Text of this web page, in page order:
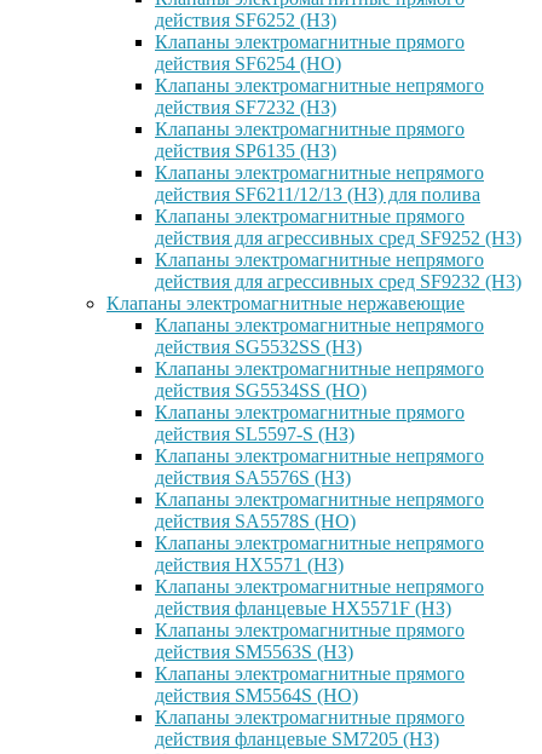
действия SF6252 (НЗ)
Клапаны электромагнитные прямого
действия SF6254 (НО)
Клапаны электромагнитные непрямого
действия SF7232 (НЗ)
Клапаны электромагнитные прямого
действия SP6135 (НЗ)
Клапаны электромагнитные непрямого
действия SF6211/12/13 (НЗ) для полива
Клапаны электромагнитные прямого
действия для агрессивных сред SF9252 (H3)
Клапаны электромагнитные непрямого
действия для агрессивных сред SF9232 (H3)
Клапаны электромагнитные нержавеющие
Клапаны электромагнитные непрямого
действия SG5532SS (НЗ)
Клапаны электромагнитные непрямого
действия SG5534SS (НО)
Клапаны электромагнитные прямого
действия SL5597-S (НЗ)
Клапаны электромагнитные непрямого
действия SA5576S (НЗ)
Клапаны электромагнитные непрямого
действия SA5578S (НО)
Клапаны электромагнитные непрямого
действия HX5571 (НЗ)
Клапаны электромагнитные непрямого
действия фланцевые HX5571F (НЗ)
Клапаны электромагнитные прямого
действия SM5563S (НЗ)
Клапаны электромагнитные прямого
действия SM5564S (НО)
Клапаны электромагнитные прямого
действия фланцевые SM7205 (НЗ)